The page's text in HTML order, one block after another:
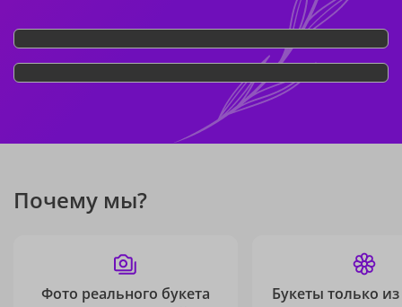
Почему мы?
Фото реального букета
Букеты только